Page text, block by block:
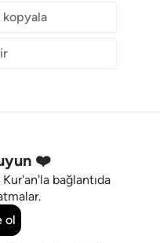
kopyala
❤️
bağlantıda
ol